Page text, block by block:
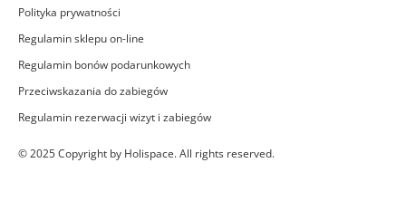
Polityka prywatności
Regulamin sklepu on-line
Regulamin bonów podarunkowych
Przeciwskazania do zabiegów
Regulamin rezerwacji wizyt i zabiegów
© 2025 Copyright by Holispace. All rights reserved.